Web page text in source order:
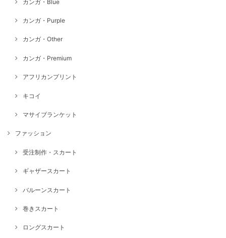
カンガ・Blue
カンガ・Purple
カンガ・Other
カンガ・Premium
アフリカンプリント
キコイ
マサイブランケット
ファッション
受注制作・スカート
ギャザースカート
バルーンスカート
巻きスカート
ロングスカート